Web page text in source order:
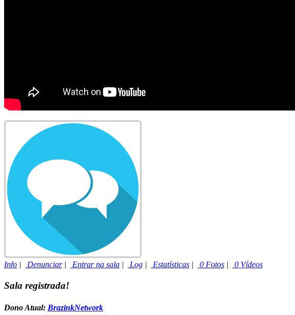
Info | Denunciar| Entrar na sala | Log | Estatísticas | 0 Fotos | 0 Vídeos
Sala registrada!
Dono Atual: BrazinkNetwork